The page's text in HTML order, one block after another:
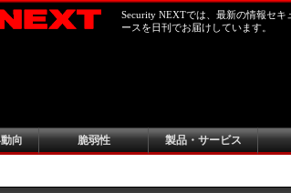
Security NEXTでは、最新の情報セキ
ースを日刊でお届けしています。
向 脆弱性 製品・サービス